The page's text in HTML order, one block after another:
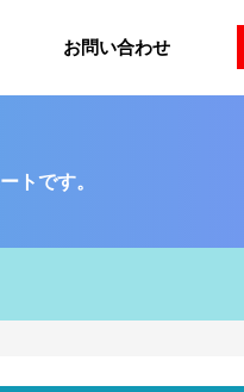
お問い合わせ
トです。